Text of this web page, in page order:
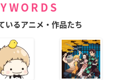
いるアニメ・作品たち